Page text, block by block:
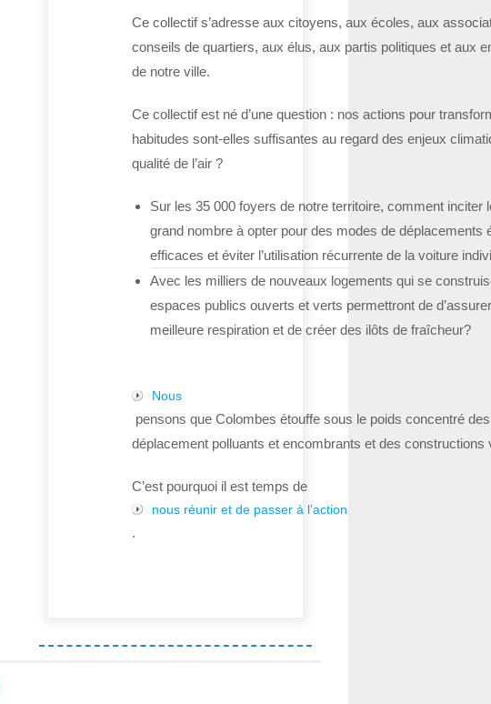
Ce collectif s’adresse aux citoyens, aux écoles, aux
conseils de quartiers, aux élus, aux partis politiques et aux
de notre ville.
Ce collectif est né d’une question : nos actions pour
habitudes sont-elles suffisantes au regard des enjeux
qualité de l’air ?
Sur les 35 000 foyers de notre territoire, comment inciter
grand nombre à opter pour des modes de déplacements
efficaces et éviter l’utilisation récurrente de la voiture
Avec les milliers de nouveaux logements qui se
espaces publics ouverts et verts permettront de
meilleure respiration et de créer des ilôts de fraîcheur?
Nous
pensons que Colombes étouffe sous le poids concentré
déplacement polluants et encombrants et des constructions
C’est pourquoi il est temps de
nous réunir et de passer à l’action
.